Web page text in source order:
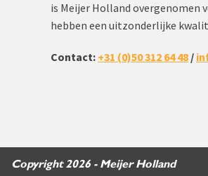
is Meijer Holland overgenomen
hebben een uitzonderlijke
Contact: +31 (0)50 312 64 48 /
Copyright 2026 - Meijer Holland